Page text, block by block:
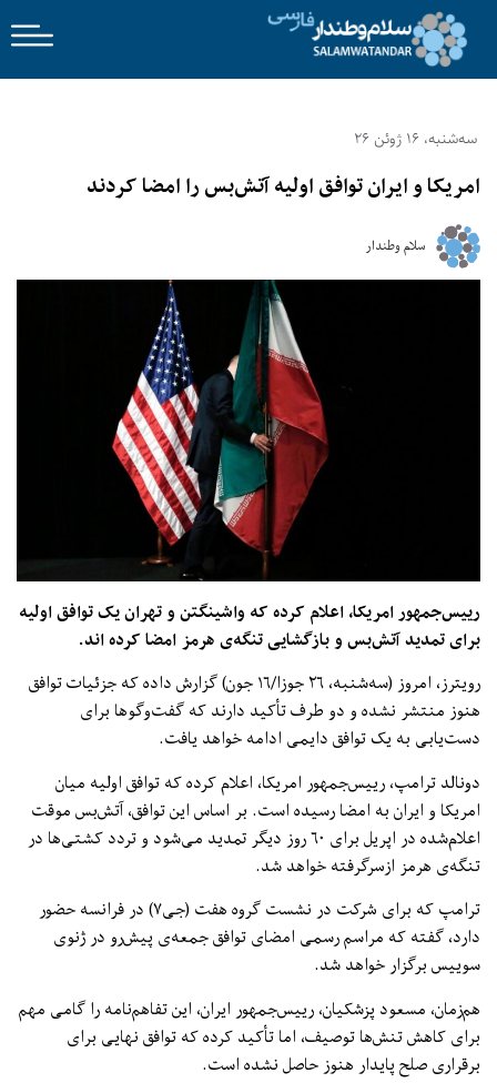
سه‌شنبه، 16 ژوئن 26
امریکا و ایران توافق اولیه آتش‌بس را امضا کردند
سلام وطندار
رییس‌جمهور امریکا، اعلام کرده که واشینگتن و تهران یک توافق اولیه
برای تمدید آتش‌بس و بازگشایی تنگه‎‌ی هرمز امضا کرده ‌اند.
رویترز، امروز (سه‌شنبه، ۲۶ جوزا/۱۶ جون) گزارش داده که جزئیات توافق
هنوز منتشر نشده و دو طرف تأکید دارند که گفت‌وگوها برای
دست‌یابی به یک توافق دایمی ادامه خواهد یافت.
دونالد ترامپ، رییس‌جمهور امریکا، اعلام کرده که توافق اولیه میان
امریکا و ایران به امضا رسیده است. بر اساس این توافق، آتش‌بس موقت
اعلام‌شده در اپریل برای ۶۰ روز دیگر تمدید می‌شود و تردد کشتی‌ها در
تنگه‌ی هرمز ازسرگرفته خواهد شد.
ترامپ که برای شرکت در نشست گروه هفت (جی۷) در فرانسه حضور
دارد، گفته که مراسم رسمی امضای توافق جمعه‌ی پیش‌رو در ژنوی
سوییس برگزار خواهد شد.
هم‌زمان، مسعود پزشکیان، رییس‌جمهور ایران، این تفاهم‌نامه را گامی مهم
برای کاهش تنش‌ها توصیف، اما تأکید کرده که توافق نهایی برای
برقراری صلح پایدار هنوز حاصل نشده است.